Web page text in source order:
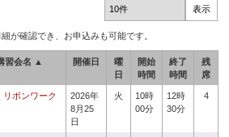
が確認でき、お申込みも可能です。
習会名 ▲ 開催日
曜
日
開始
時間
終了
時間
残
席
リボンワーク
2026年
8月25
日
火
10時
00分
12時
30分
4